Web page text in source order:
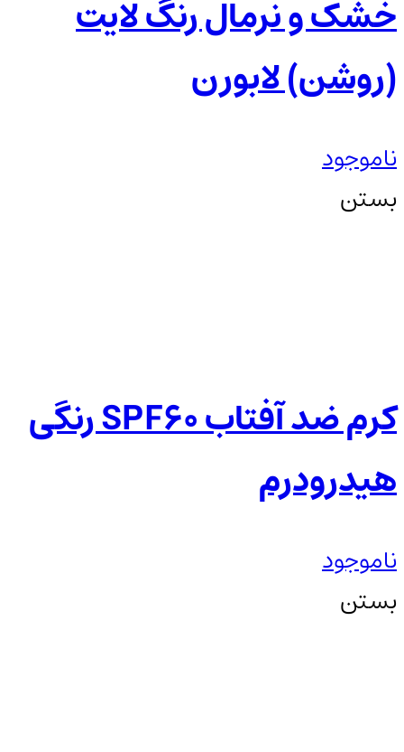
خشک و نرمال رنگ لایت
(روشن) لابورن
ناموجود
بستن
کرم ضد آفتاب SPF60 رنگی
هیدرودرم
ناموجود
بستن